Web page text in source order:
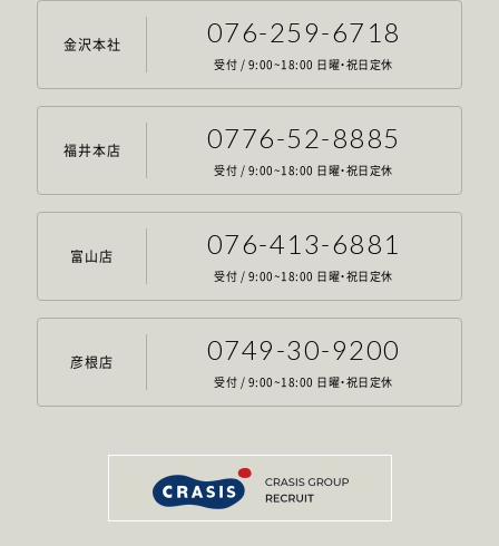
金沢本社 076-259-6718
受付 / 9:00~18:00 日曜・祝日定休
福井本店 0776-52-8885
受付 / 9:00~18:00 日曜・祝日定休
富山店 076-413-6881
受付 / 9:00~18:00 日曜・祝日定休
彦根店 0749-30-9200
受付 / 9:00~18:00 日曜・祝日定休